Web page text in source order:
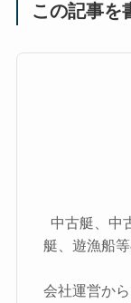
この記事を
中古艇、中
艇、遊漁船
会社運営か